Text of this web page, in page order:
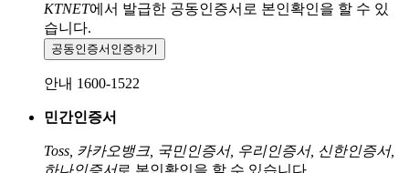
KTNET에서 발급한 공동인증서로 본인확인을 할 수 있
습니다.
공동인증서 인증하기
안내 1600-1522
민간인증서
Toss, 카카오뱅크, 국민인증서, 우리인증서, 신한인증서,